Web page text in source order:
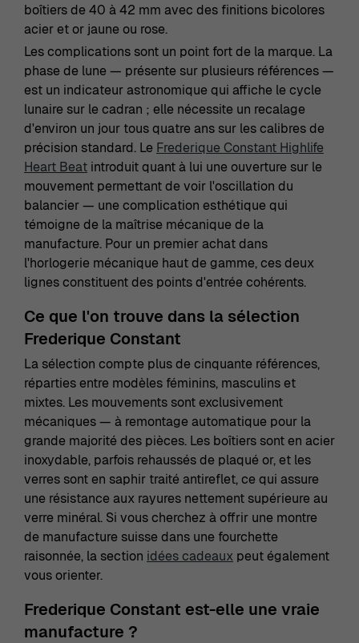
boîtiers de 40 à 42 mm avec des finitions bicolores
acier et or jaune ou rose.
Les complications sont un point fort de la marque. La
phase de lune — présente sur plusieurs références —
est un indicateur astronomique qui affiche le cycle
lunaire sur le cadran ; elle nécessite un recalage
d'environ un jour tous quatre ans sur les calibres de
précision standard. Le Frederique Constant Highlife
Heart Beat introduit quant à lui une ouverture sur le
mouvement permettant de voir l'oscillation du
balancier — une complication esthétique qui
témoigne de la maîtrise mécanique de la
manufacture. Pour un premier achat dans
l'horlogerie mécanique haut de gamme, ces deux
lignes constituent des points d'entrée cohérents.
Ce que l'on trouve dans la sélection
Frederique Constant
La sélection compte plus de cinquante références,
réparties entre modèles féminins, masculins et
mixtes. Les mouvements sont exclusivement
mécaniques — à remontage automatique pour la
grande majorité des pièces. Les boîtiers sont en acier
inoxydable, parfois rehaussés de plaqué or, et les
verres sont en saphir traité antireflet, ce qui assure
une résistance aux rayures nettement supérieure au
verre minéral. Si vous cherchez à offrir une montre
de manufacture suisse dans une fourchette
raisonnée, la section idées cadeaux peut également
vous orienter.
Frederique Constant est-elle une vraie
manufacture ?